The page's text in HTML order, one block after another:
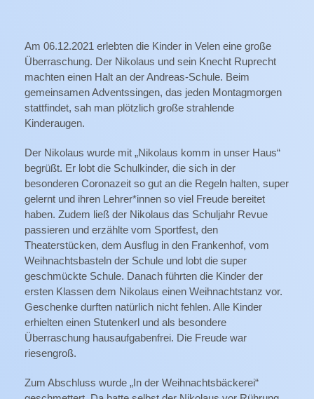
Am 06.12.2021 erlebten die Kinder in Velen eine große
Überraschung. Der Nikolaus und sein Knecht Ruprecht
machten einen Halt an der Andreas-Schule. Beim
gemeinsamen Adventssingen, das jeden Montagmorgen
stattfindet, sah man plötzlich große strahlende
Kinderaugen.
Der Nikolaus wurde mit „Nikolaus komm in unser Haus“
begrüßt. Er lobt die Schulkinder, die sich in der
besonderen Coronazeit so gut an die Regeln halten, super
gelernt und ihren Lehrer*innen so viel Freude bereitet
haben. Zudem ließ der Nikolaus das Schuljahr Revue
passieren und erzählte vom Sportfest, den
Theaterstücken, dem Ausflug in den Frankenhof, vom
Weihnachtsbasteln der Schule und lobt die super
geschmückte Schule. Danach führten die Kinder der
ersten Klassen dem Nikolaus einen Weihnachtstanz vor.
Geschenke durften natürlich nicht fehlen. Alle Kinder
erhielten einen Stutenkerl und als besondere
Überraschung hausaufgabenfrei. Die Freude war
riesengroß.
Zum Abschluss wurde „In der Weihnachtsbäckerei“